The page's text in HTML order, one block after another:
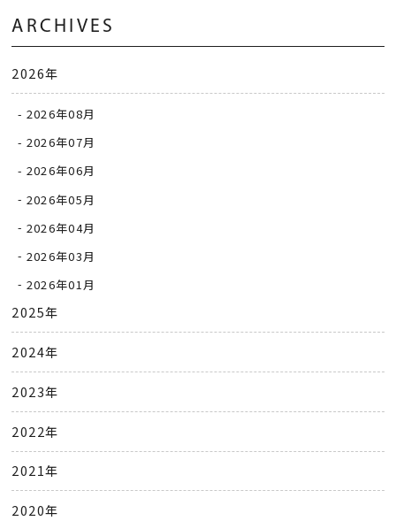
ARCHIVES
2026年
2026年08月
2026年07月
2026年06月
2026年05月
2026年04月
2026年03月
2026年01月
2025年
2024年
2023年
2022年
2021年
2020年